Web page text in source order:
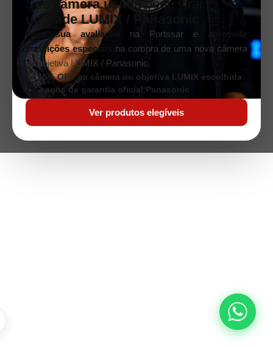
Sua câmera usadapode virar
upgrade LUMIX / Panasonic
Faça sua avaliação na Portssar e
condições especiais
na compra de uma nova câmera
ou objetiva LUMIX / Panasonic.
15% OFF na câmera ou objetiva LUMIX escolhida
3 anos de garantia oficial Panasonic
Ver produtos elegíveis